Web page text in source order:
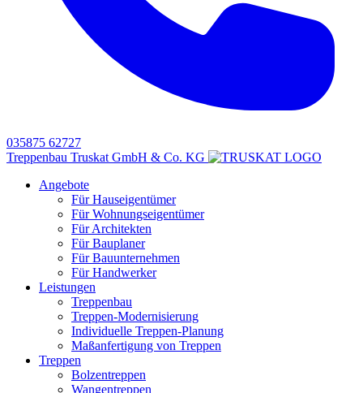
035875 62727
Treppenbau Truskat GmbH & Co. KG
Angebote
Für Hauseigentümer
Für Wohnungseigentümer
Für Architekten
Für Bauplaner
Für Bauunternehmen
Für Handwerker
Leistungen
Treppenbau
Treppen-Modernisierung
Individuelle Treppen-Planung
Maßanfertigung von Treppen
Treppen
Bolzentreppen
Wangentreppen